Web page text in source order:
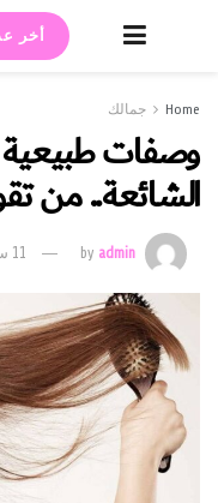
أخر
Home جمالك
وصفات
الشائعة.. من
byadmin 11 سبتمبر 2022